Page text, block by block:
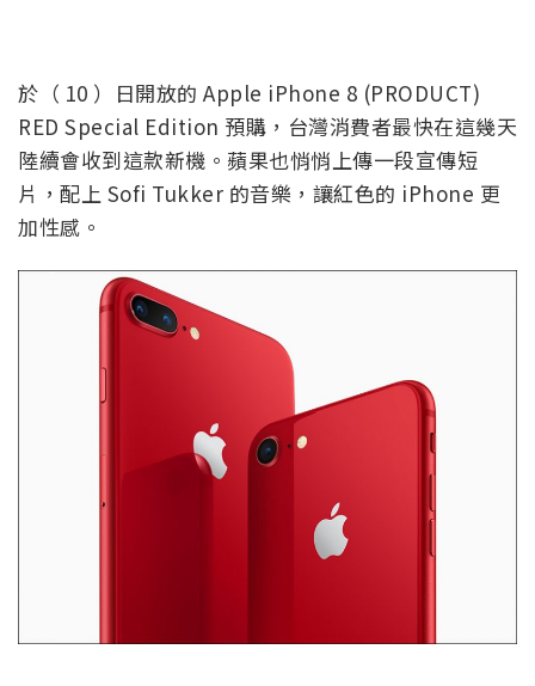
於（ 10 ）日開放的 Apple iPhone 8 (PRODUCT)
RED Special Edition 預購，台灣消費者最快在這幾天
陸續會收到這款新機。蘋果也悄悄上傳一段宣傳短
片，配上 Sofi Tukker 的音樂，讓紅色的 iPhone 更
加性感。